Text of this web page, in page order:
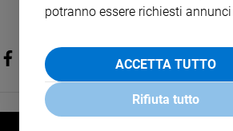
potranno essere richiesti
ACCETTA TUTTO
Rifiuta tutto